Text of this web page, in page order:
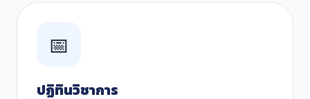
📅
ปฏิทินวิชาการ